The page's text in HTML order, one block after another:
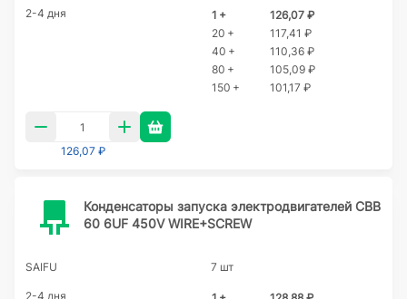
2-4 дня 1 +
126,07 ₽
20 +
117,41 ₽
40 +
110,36 ₽
80 +
105,09 ₽
150 +
101,17 ₽
126,07 ₽
Конденсаторы запуска электродвигателей CBB
60 6UF 450V WIRE+SCREW
SAIFU 7 шт
2-4 дня